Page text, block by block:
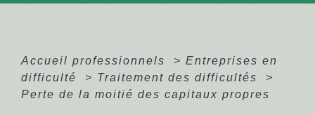
Accueil professionnels > Entreprises en
difficulté
> Traitement des difficultés
>
Perte de la moitié des capitaux propres